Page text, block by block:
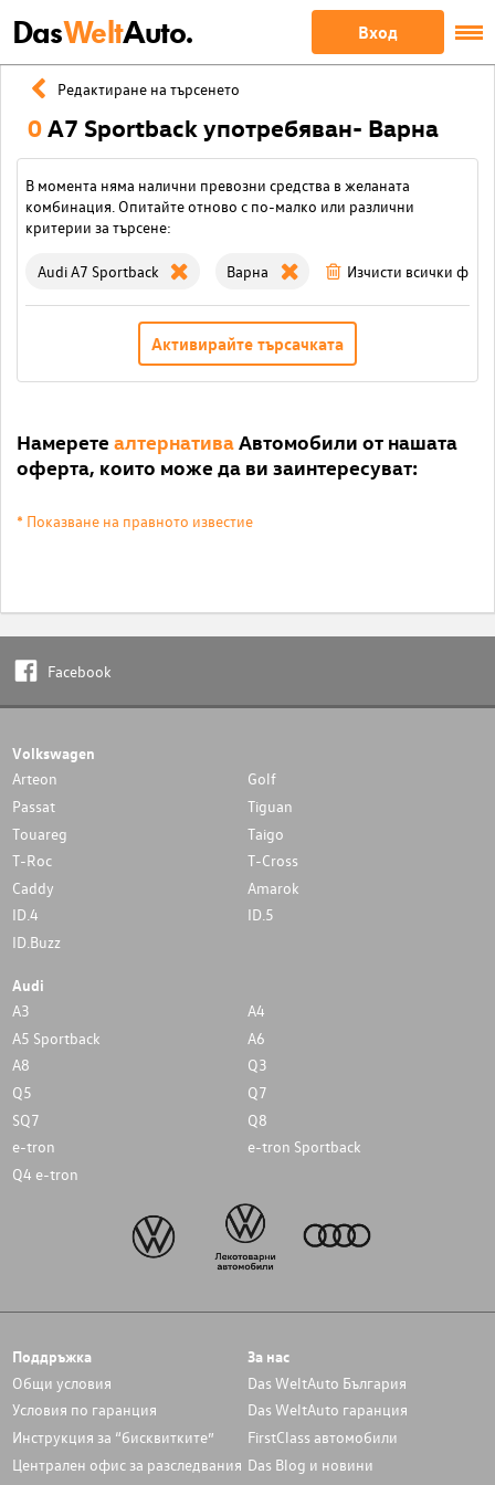
DasWeltAuto. Вход
Редактиране на търсенето
0A7 Sportback употребяван- Варна
В момента няма налични превозни средства в желаната
комбинация. Опитайте отново с по-малко или различни
критерии за търсене:
Audi A7 Sportback Варна Изчисти всички
Активирайте търсачката
Намерете алтернативаАвтомобили от нашата
оферта, които може да ви заинтересуват:
* Показване на правното известие
Facebook
Volkswagen
Arteon
Golf
Passat
Tiguan
Touareg
Taigo
T-Roc
T-Cross
Caddy
Amarok
ID.4
ID.5
ID.Buzz
Audi
A3
A4
A5 Sportback
A6
A8
Q3
Q5
Q7
SQ7
Q8
e-tron
e-tron Sportback
Q4 e-tron
Поддръжка
Общи условия
Условия по гаранция
Инструкция за “бисквитките”
Централен офис за разследвания
За нас
Das WeltAuto България
Das WeltAuto гаранция
FirstClass автомобили
Das Blog и новини